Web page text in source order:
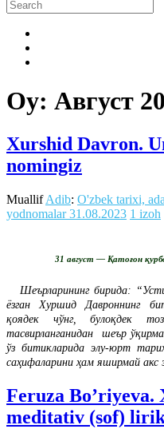
Oy: Август
Xurshid Davron.
nomingiz
MuallifAdib: O'zbek tarixi,
yodnomalar 31.08.2023 1 izoh
31 август — Қатоғон
Шеърларининг бирида:
ёзган Хуршид Давроннинг
қоядек чўнг, булоқдек
тасвирланганидан шеър
ўз битикларида элу-юрт
саҳифаларини ҳам яширмай акс
Feruza
meditativ (sof)